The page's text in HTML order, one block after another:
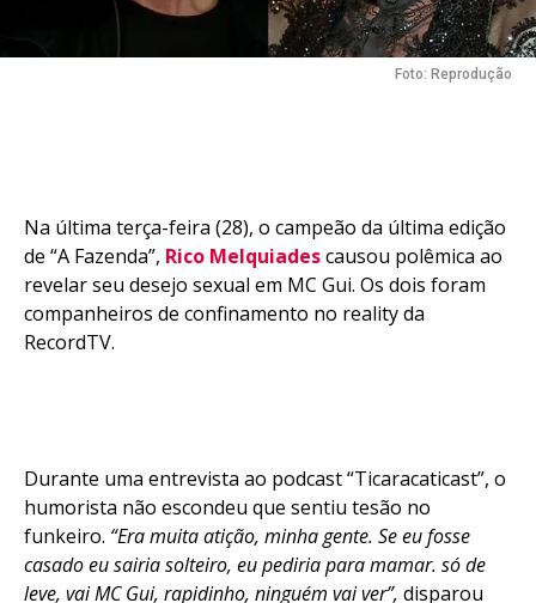
Foto: Reprodução
Na última terça-feira (28), o campeão da última edição
de “A Fazenda”, Rico Melquiadescausou polêmica ao
revelar seu desejo sexual em MC Gui. Os dois foram
companheiros de confinamento no reality da
RecordTV.
Durante uma entrevista ao podcast “Ticaracaticast”, o
humorista não escondeu que sentiu tesão no
funkeiro. “Era muita atição, minha gente. Se eu fosse
casado eu sairia solteiro, eu pediria para mamar. só de
leve, vai MC Gui, rapidinho, ninguém vai ver”, disparou